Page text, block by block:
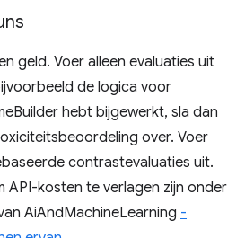
geld. Voer alleen evaluaties uit
de logica voor
hebt bijgewerkt, sla dan
over. Voer
contrastevaluaties uit.
API-kosten te verlagen zijn onder
AiAndMachineLearning -